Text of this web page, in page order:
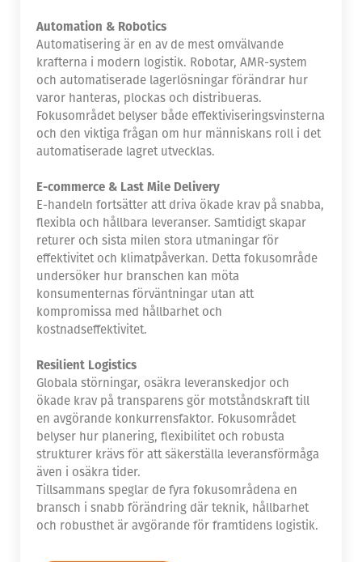
Automation & Robotics
Automatisering är en av de mest omvälvande
krafterna i modern logistik. Robotar, AMR-system
och automatiserade lagerlösningar förändrar hur
varor hanteras, plockas och distribueras.
Fokusområdet belyser både effektiviseringsvinsterna
och den viktiga frågan om hur människans roll i det
automatiserade lagret utvecklas.
E-commerce & Last Mile Delivery
E-handeln fortsätter att driva ökade krav på snabba,
flexibla och hållbara leveranser. Samtidigt skapar
returer och sista milen stora utmaningar för
effektivitet och klimatpåverkan. Detta fokusområde
undersöker hur branschen kan möta
konsumenternas förväntningar utan att
kompromissa med hållbarhet och
kostnadseffektivitet.
Resilient Logistics
Globala störningar, osäkra leveranskedjor och
ökade krav på transparens gör motståndskraft till
en avgörande konkurrensfaktor. Fokusområdet
belyser hur planering, flexibilitet och robusta
strukturer krävs för att säkerställa leveransförmåga
även i osäkra tider.
Tillsammans speglar de fyra fokusområdena en
bransch i snabb förändring där teknik, hållbarhet
och robusthet är avgörande för framtidens logistik.